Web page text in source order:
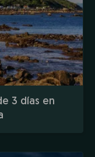
3 días en